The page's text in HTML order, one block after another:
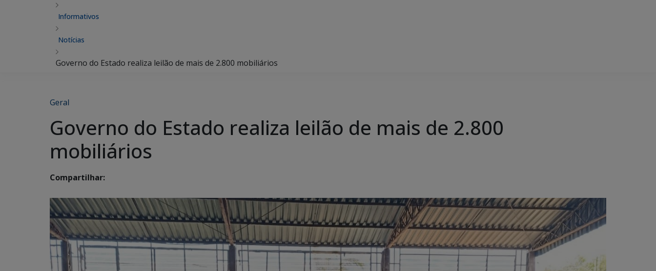
Informativos
Notícias
Governo do Estado realiza leilão de mais de 2.800 mobiliários
Geral
Governo do Estado realiza leilão de mais de 2.800
mobiliários
Compartilhar: